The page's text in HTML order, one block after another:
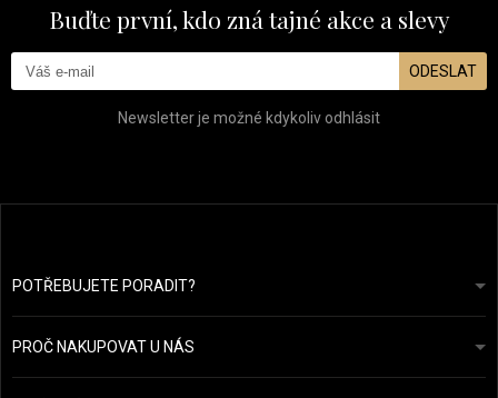
Buďte první, kdo zná tajné akce a slevy
ODESLAT
Newsletter je možné kdykoliv odhlásit
POTŘEBUJETE PORADIT?info@prozdravevlasy.cz
Odpovíme do 24 hodin.
PROČ NAKUPOVAT U NÁS
Obchodní podmínky
Ochrana osobních údajů
Přehled plateb a dopravy
Náš příběh